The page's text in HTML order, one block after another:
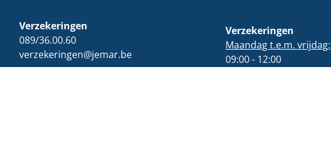
Verzekeringen
089/36.00.60
verzekeringen@jemar.be
Verzekeringen
Maandag t.e.m. vrijdag:
09:00 - 12:00